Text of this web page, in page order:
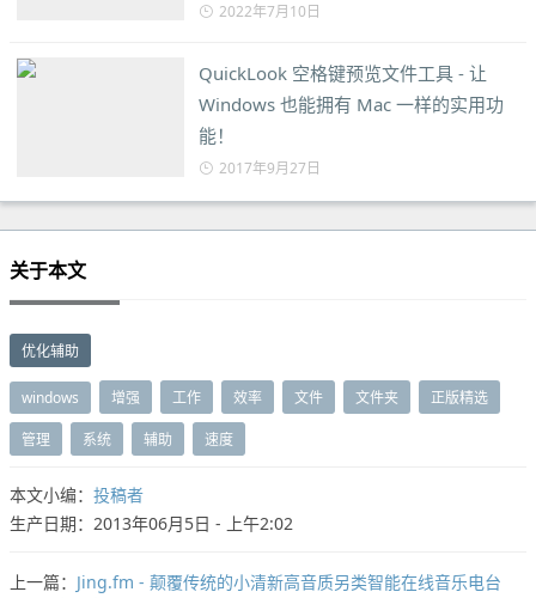
2022年7月10日
QuickLook 空格键预览文件工具 - 让
Windows 也能拥有 Mac 一样的实用功
能！
2017年9月27日
关于本文
优化辅助
windows 增强 工作 效率 文件 文件夹 正版精选
管理 系统 辅助 速度
本文小编： 投稿者
生产日期：2013年06月5日 - 上午2:02
上一篇： Jing.fm - 颠覆传统的小清新高音质另类智能在线音乐电台